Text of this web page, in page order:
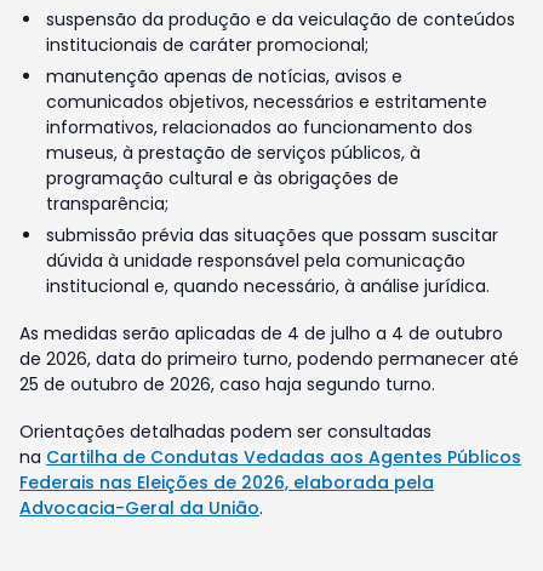
suspensão da produção e da veiculação de conteúdos
institucionais de caráter promocional;
manutenção apenas de notícias, avisos e
comunicados objetivos, necessários e estritamente
informativos, relacionados ao funcionamento dos
museus, à prestação de serviços públicos, à
programação cultural e às obrigações de
transparência;
submissão prévia das situações que possam suscitar
dúvida à unidade responsável pela comunicação
institucional e, quando necessário, à análise jurídica.
As medidas serão aplicadas de 4 de julho a 4 de outubro
de 2026, data do primeiro turno, podendo permanecer até
25 de outubro de 2026, caso haja segundo turno.
Orientações detalhadas podem ser consultadas
na Cartilha de Condutas Vedadas aos Agentes Públicos
Federais nas Eleições de 2026, elaborada pela
Advocacia-Geral da União.